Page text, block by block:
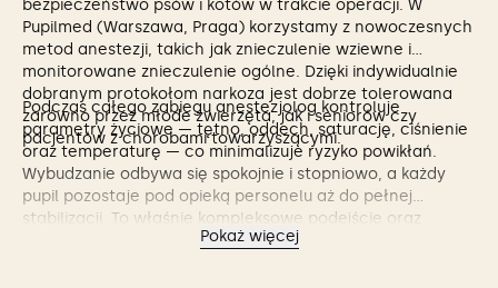
bezpieczeństwo psów i kotów w trakcie operacji. W
Pupilmed (Warszawa, Praga) korzystamy z nowoczesnych
metod anestezji, takich jak znieczulenie wziewne i
monitorowane znieczulenie ogólne. Dzięki indywidualnie
dobranym protokołom narkoza jest dobrze tolerowana
zarówno przez młode zwierzęta, jak i seniorów czy
pacjentów z chorobami towarzyszącymi.
Podczas całego zabiegu anestezjolog kontroluje
parametry życiowe — tętno, oddech, saturację, ciśnienie
oraz temperaturę — co minimalizuje ryzyko powikłań.
Wybudzanie odbywa się spokojnie i stopniowo, a każdy
pupil pozostaje pod opieką personelu aż do pełnej
stabilizacji. To właśnie kompleksowe podejście oraz
wysoki standard opieki sprawiają, że znieczulenie
Pokaż więcej